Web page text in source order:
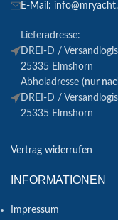
E-Mail:
Lieferadresse:
DREI-D /
25335 Elmshorn
Abholadresse (nur
DREI-D /
25335 Elmshorn
Vertrag widerrufen
INFORMATIONEN
Impressum